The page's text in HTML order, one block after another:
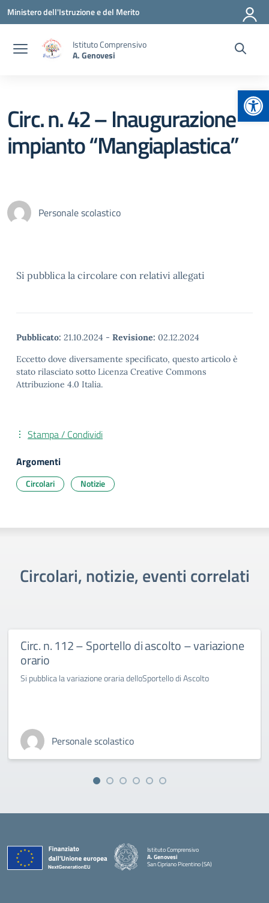
Vai ai contenuti
Vai al menu di navigazione
Vai al footer
Ministero dell'Istruzione e del Merito
Istituto Comprensivo
A. Genovesi
Circ. n. 42 – Inaugurazione
impianto “Mangiaplastica”
Personale scolastico
Si pubblica la circolare con relativi allegati
Pubblicato: 21.10.2024 - Revisione: 02.12.2024
Eccetto dove diversamente specificato, questo articolo è
stato rilasciato sotto Licenza Creative Commons
Attribuzione 4.0 Italia.
Stampa / Condividi
Argomenti
Circolari Notizie
Circolari, notizie, eventi correlati
Circ. n. 112 – Sportello di ascolto – variazione
orario
Si pubblica la variazione oraria delloSportello di Ascolto
Personale scolastico
Istituto Comprensivo
A. Genovesi
San Cipriano Picentino (SA)
— Visita la pagina iniziale della scuola